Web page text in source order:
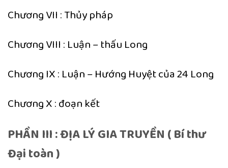
Chương VII : Thủy pháp
Chương VIII : Luận – thấu Long
Chương IX : Luận – Hướng Huyệt của 24 Long
Chương X : đoạn kết
PHẦN III : ĐỊA LÝ GIA TRUYỀN ( Bí thư
Đại toàn )